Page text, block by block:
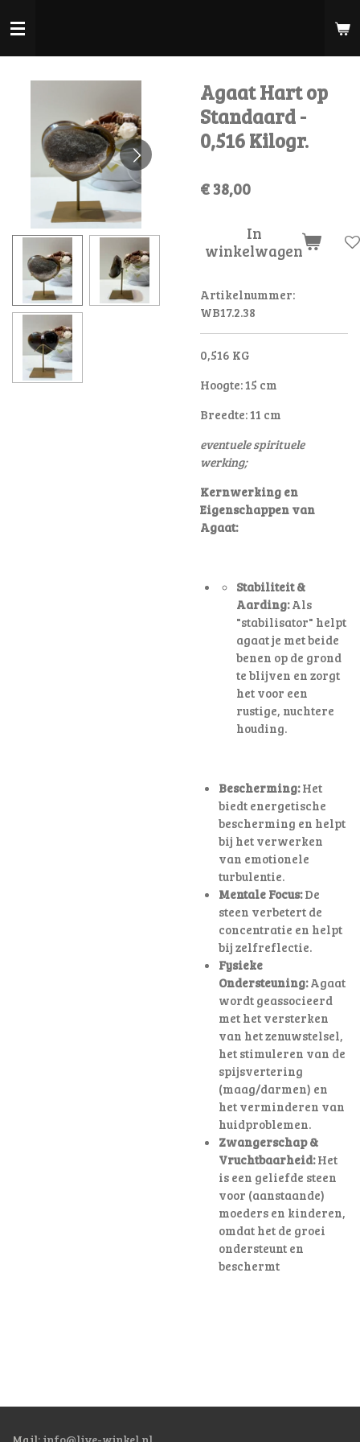
direct
Agaat Hart op
Standaard -
0,516 Kilogr.
€ 38,00
In
winkelwagen
Artikelnummer:
WB17.2.38
0,516 KG
Hoogte: 15 cm
Breedte: 11 cm
eventuele spirituele
werking;
Kernwerking en
Eigenschappen van
Agaat:
Stabiliteit &
Aarding:Als
"stabilisator" helpt
agaat je met beide
benen op de grond
te blijven en zorgt
het voor een
rustige, nuchtere
houding.
Bescherming:Het
biedt energetische
bescherming en helpt
bij het verwerken
van emotionele
turbulentie.
Mentale Focus:De
steen verbetert de
concentratie en helpt
bij zelfreflectie.
Fysieke
Ondersteuning:Agaat
wordt geassocieerd
met het versterken
van het zenuwstelsel,
het stimuleren van de
spijsvertering
(maag/darmen) en
het verminderen van
huidproblemen.
Zwangerschap &
Vruchtbaarheid:Het
is een geliefde steen
voor (aanstaande)
moeders en kinderen,
omdat het de groei
ondersteunt en
beschermt